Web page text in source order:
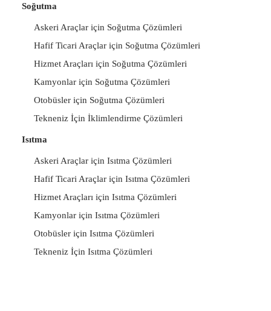
Soğutma
Askeri Araçlar için Soğutma Çözümleri
Hafif Ticari Araçlar için Soğutma Çözümleri
Hizmet Araçları için Soğutma Çözümleri
Kamyonlar için Soğutma Çözümleri
Otobüsler için Soğutma Çözümleri
Tekneniz İçin İklimlendirme Çözümleri
Isıtma
Askeri Araçlar için Isıtma Çözümleri
Hafif Ticari Araçlar için Isıtma Çözümleri
Hizmet Araçları için Isıtma Çözümleri
Kamyonlar için Isıtma Çözümleri
Otobüsler için Isıtma Çözümleri
Tekneniz İçin Isıtma Çözümleri